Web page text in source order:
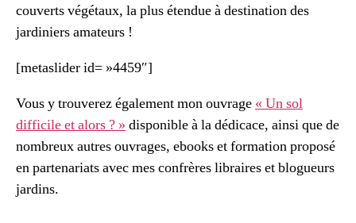
couverts végétaux, la plus étendue à destination des
jardiniers amateurs !
[metaslider id= »4459″]
Vous y trouverez également mon ouvrage « Un sol
difficile et alors ? » disponible à la dédicace, ainsi que de
nombreux autres ouvrages, ebooks et formation proposé
en partenariats avec mes confrères libraires et blogueurs
jardins.